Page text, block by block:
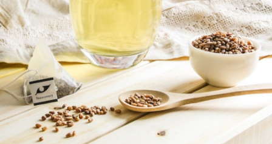
吃零食
愛甜點
火腿．起司．歐陸食材
料理盛宴
水餃 / 麵食 / 湯圓 / 包子
滷味 / 香腸 / 下酒菜
熟食 / 小吃 / 鮑魚罐